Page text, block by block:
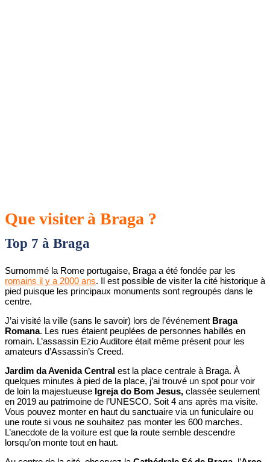
Que visiter à Braga ?
Top 7 à Braga
Surnommé la Rome portugaise, Braga a été fondée par les
romains il y a 2000 ans. Il est possible de visiter la cité historique à
pied puisque les principaux monuments sont regroupés dans le
centre.
J’ai visité la ville (sans le savoir) lors de l’événement Braga
Romana. Les rues étaient peuplées de personnes habillés en
romain. L’assassin Ezio Auditore était même présent pour les
amateurs d’Assassin’s Creed.
Jardim da Avenida Central est la place centrale à Braga. À
quelques minutes à pied de la place, j’ai trouvé un spot pour voir
de loin la majestueuse Igreja do Bom Jesus, classée seulement
en 2019 au patrimoine de l’UNESCO. Soit 4 ans après ma visite.
Vous pouvez monter en haut du sanctuaire via un funiculaire ou
une route si vous ne souhaitez pas monter les 600 marches.
L’anecdote de la voiture est que la route semble descendre
lorsqu’on monte tout en haut.